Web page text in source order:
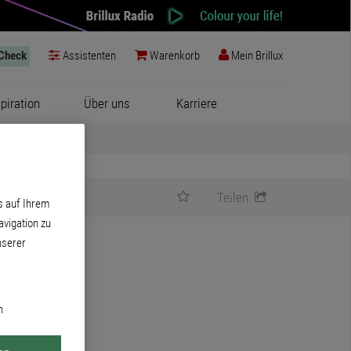
Assistenten Warenkorb Mein Brillux
Über uns Karriere
Teilen
auf Ihrem
zu